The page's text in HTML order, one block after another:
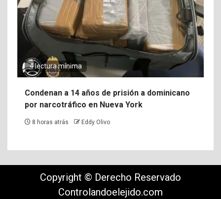
4 lectura mínima
Condenan a 14 años de prisión a dominicano
por narcotráfico en Nueva York
8 horas atrás Eddy Olivo
Copyright © Derecho Reservado
Controlandoelejido.com